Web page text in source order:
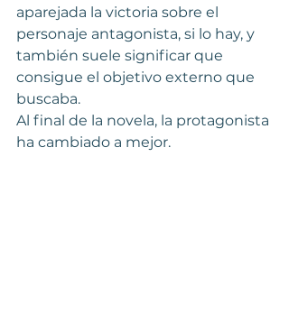
aparejada la victoria sobre el
personaje antagonista, si lo hay, y
también suele significar que
consigue el objetivo externo que
buscaba.
Al final de la novela, la protagonista
ha cambiado a mejor.